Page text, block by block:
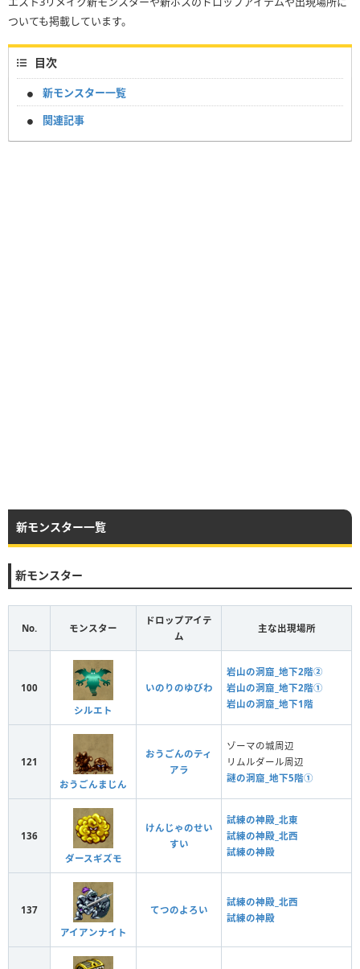
ついても掲載しています。
目次
新モンスター一覧
関連記事
新モンスター一覧
新モンスター
No. モンスター
ドロップアイテ
ム
主な出現場所
100
シルエト
いのりのゆびわ
岩山の洞窟_地下2階②
岩山の洞窟_地下2階①
岩山の洞窟_地下1階
121
おうごんまじん
おうごんのティ
アラ
ゾーマの城周辺
リムルダール周辺
謎の洞窟_地下5階①
136
ダースギズモ
けんじゃのせい
すい
試練の神殿_北東
試練の神殿_北西
試練の神殿
137
アイアンナイト
てつのよろい
試練の神殿_北西
試練の神殿